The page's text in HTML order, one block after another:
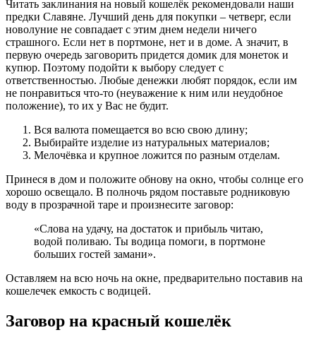
Читать заклинания на новый кошелёк рекомендовали наши
предки Славяне. Лучший день для покупки – четверг, если
новолуние не совпадает с этим днем недели ничего
страшного. Если нет в портмоне, нет и в доме. А значит, в
первую очередь заговорить придется домик для монеток и
купюр. Поэтому подойти к выбору следует с
ответственностью. Любые денежки любят порядок, если им
не понравиться что-то (неуважение к ним или неудобное
положение), то их у Вас не будит.
Вся валюта помещается во всю свою длину;
Выбирайте изделие из натуральных материалов;
Мелочёвка и крупное ложится по разным отделам.
Принеся в дом и положите обнову на окно, чтобы солнце его
хорошо освещало. В полночь рядом поставьте родниковую
воду в прозрачной таре и произнесите заговор:
«Слова на удачу, на достаток и прибыль читаю,
водой поливаю. Ты водица помоги, в портмоне
больших гостей замани».
Оставляем на всю ночь на окне, предварительно поставив на
кошелечек емкость с водицей.
Заговор на красный кошелёк